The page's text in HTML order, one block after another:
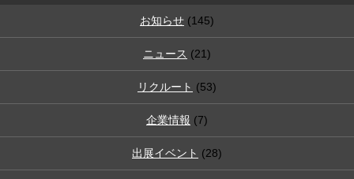
お知らせ (145)
ニュース (21)
リクルート (53)
企業情報 (7)
出展イベント (28)